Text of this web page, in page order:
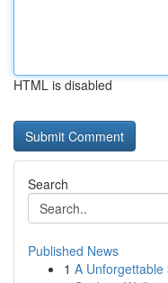
HTML is disabled
Search
Published News
1 A